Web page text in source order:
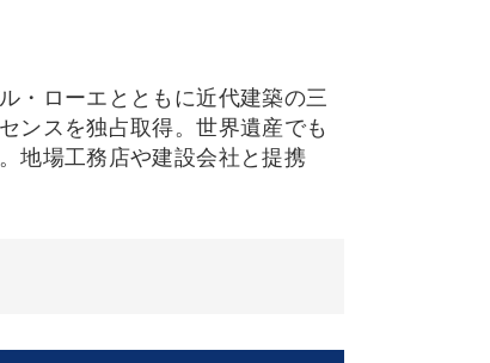
・ローエとともに近代建築の三
ンスを独占取得。世界遺産でも
地場工務店や建設会社と提携